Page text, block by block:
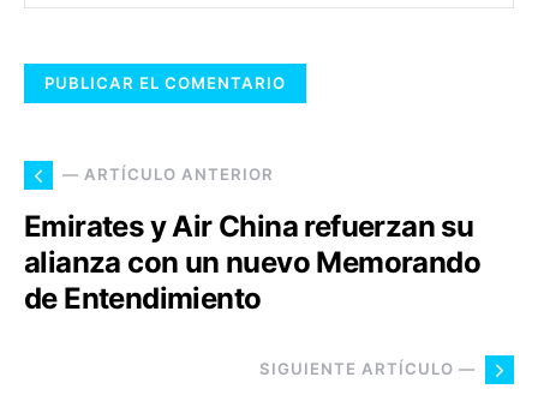
— ARTÍCULO ANTERIOR
Emirates y Air China refuerzan su
alianza con un nuevo Memorando
de Entendimiento
SIGUIENTE ARTÍCULO —